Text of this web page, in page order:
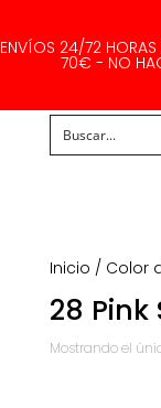
ENVÍOS 24/72 HORAS
70€ - NO
Inicio / Color
28 Pink
Mostrando el